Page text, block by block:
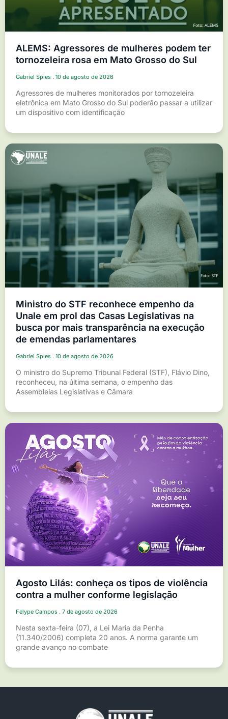
ALEMS: Agressores de mulheres podem ter
tornozeleira rosa em Mato Grosso do Sul
Gabriel Spies 10 de agosto de 2026
Agressores de mulheres monitorados por tornozeleira
eletrônica em Mato Grosso do Sul poderão passar a utilizar
um dispositivo com identificação
Ministro do STF reconhece empenho da
Unale em prol das Casas Legislativas na
busca por mais transparência na execução
de emendas parlamentares
Gabriel Spies 10 de agosto de 2026
O ministro do Supremo Tribunal Federal (STF), Flávio Dino,
reconheceu, na última semana, o empenho das
Assembleias Legislativas e Câmara
Agosto Lilás: conheça os tipos de violência
contra a mulher conforme legislação
Felype Campos 7 de agosto de 2026
Nesta sexta-feira (07), a Lei Maria da Penha
(11.340/2006) completa 20 anos. A norma garante um
grande avanço no combate